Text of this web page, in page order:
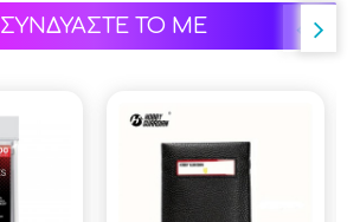
ΣΥΝΔΥΑΣΤΕ ΤΟ ΜΕ